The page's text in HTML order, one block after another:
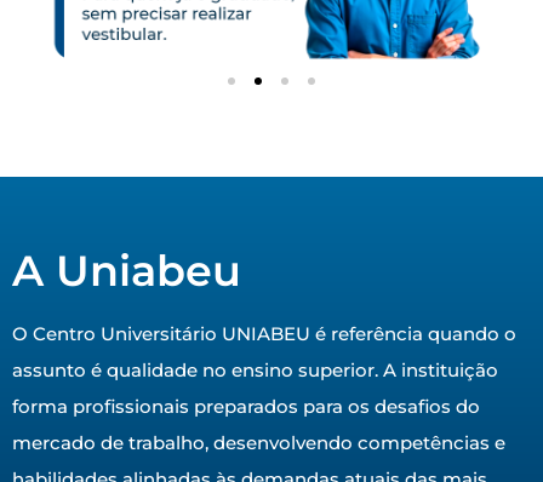
A Uniabeu
O Centro Universitário UNIABEU é referência quando o
assunto é qualidade no ensino superior. A instituição
forma profissionais preparados para os desafios do
mercado de trabalho, desenvolvendo competências e